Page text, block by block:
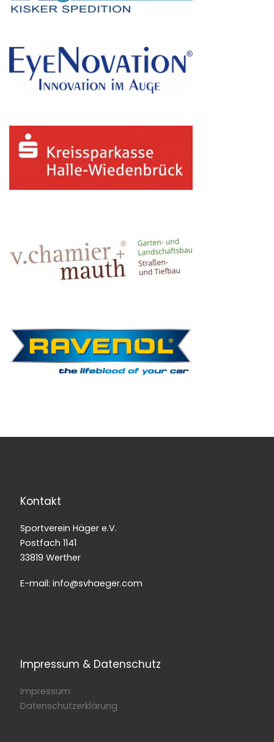
Kontakt
Sportverein Häger e.V.
Postfach 1141
33819 Werther
E-mail: info@svhaeger.com
Impressum & Datenschutz
Impressum
Datenschutzerklärung